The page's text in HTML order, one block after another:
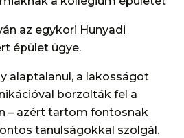
az egykori Hunyadi
épület ügye.
alaptalanul, a lakosságot
borzolták fel a
– azért tartom fontosnak
tanulságokkal szolgál.